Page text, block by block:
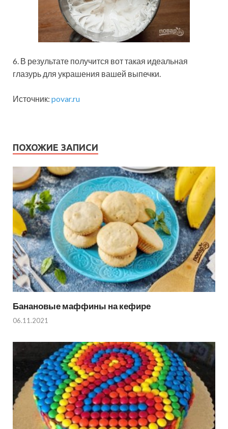
6. В результате получится вот такая идеальная
глазурь для украшения вашей выпечки.
Источник: povar.ru
ПОХОЖИЕ ЗАПИСИ
Банановые маффины на кефире
06.11.2021